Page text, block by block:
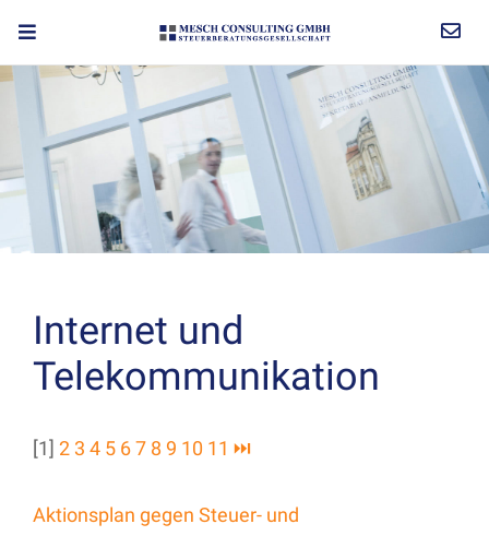
Internet und
Telekommunikation
[1] 2 3 4 5 67 8 9 10 11 ⏭
Aktionsplan gegen Steuer- und